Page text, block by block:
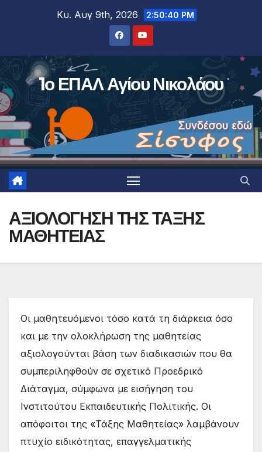
Κυ. Αυγ 9th, 2026 2:50:40 PM
1ο ΕΠΑΛ Αγίου Νικολάου
ΑΞΙΟΛΟΓΗΣΗ ΤΗΣ ΤΑΞΗΣ
ΜΑΘΗΤΕΙΑΣ
Οι μαθητευόμενοι τόσο κατά τη διάρκεια όσο
και με την ολοκλήρωση της μαθητείας
αξιολογούνται βάση των διαδικασιών που θα
συμπεριληφθούν σε σχετικό Προεδρικό
Διάταγμα, σύμφωνα με εισήγηση του
Ινστιτούτου Εκπαιδευτικής Πολιτικής. Οι
απόφοιτοι της «Τάξης Μαθητείας» λαμβάνουν
πτυχίο ειδικότητας, επαγγελματικής